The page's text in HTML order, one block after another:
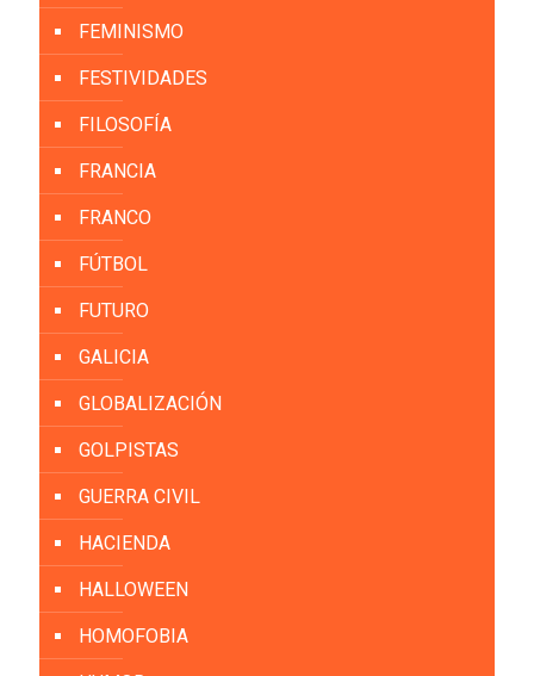
FEMINISMO
FESTIVIDADES
FILOSOFÍA
FRANCIA
FRANCO
FÚTBOL
FUTURO
GALICIA
GLOBALIZACIÓN
GOLPISTAS
GUERRA CIVIL
HACIENDA
HALLOWEEN
HOMOFOBIA